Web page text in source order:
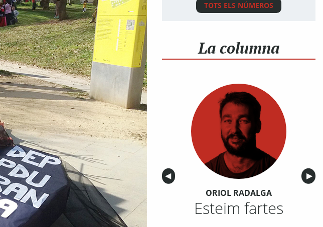
TOTS ELS NÚMEROS
La columna
Anterior
◀︎ ▶︎
ORIOL RADALGA
Esteim fartes